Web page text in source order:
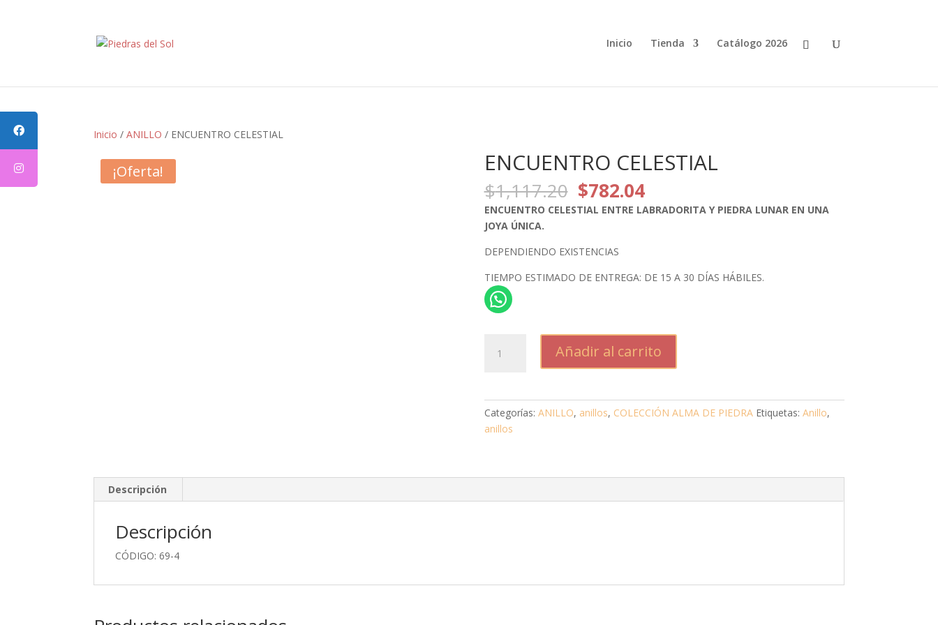
Inicio Tienda Catálogo 2026
Inicio /ANILLO / ENCUENTRO CELESTIAL
¡Oferta! ENCUENTRO CELESTIAL
$1,117.20 El
precio
original
$1,117.20.
$782.04El
precio
actual
ENCUENTRO CELESTIAL ENTRE LABRADORITA Y PIEDRA LUNAR EN UNA
JOYA ÚNICA.
DEPENDIENDO EXISTENCIAS
TIEMPO ESTIMADO DE ENTREGA: DE 15 A 30 DÍAS HÁBILES.
CELESTIAL
Añadir al carrito
Categorías: ANILLO, anillos, COLECCIÓN ALMA DE PIEDRA Etiquetas: Anillo,
anillos
Descripción
Descripción
CÓDIGO: 69-4